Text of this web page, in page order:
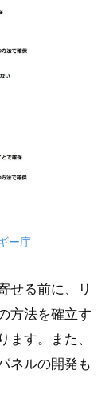
ー庁
せる前に、リ
方法を確立す
ます。また、
ネルの開発も